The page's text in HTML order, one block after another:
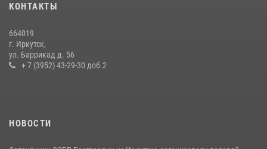
пенсионерку, страдающую потерей памяти
В Иркутске сотрудники вневедомственной охраны Росгвардии
приняли участие в благотворительной акции
КОНТАКТЫ
664019
г. Иркутск,
ул. Баррикад д. 56
+ 7 (3952) 43-29-30 доб.2
НОВОСТИ